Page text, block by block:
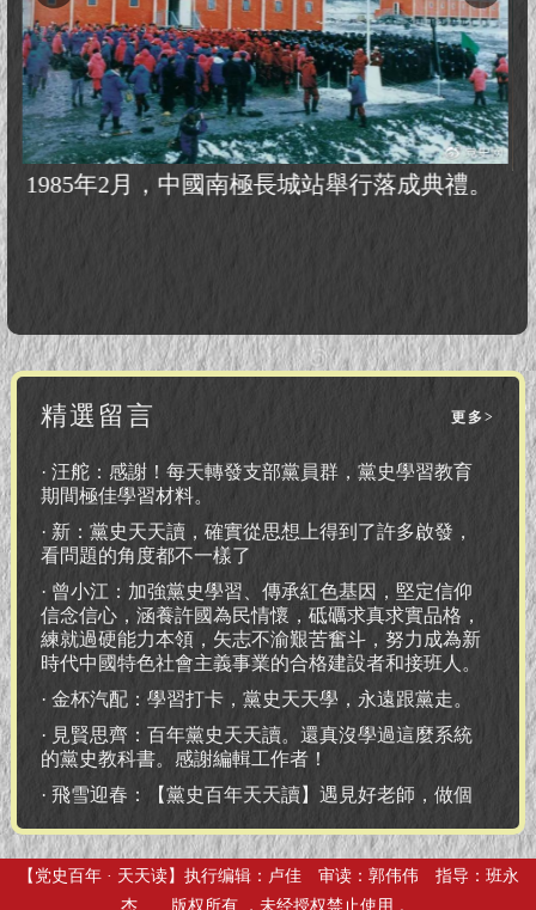
1985年2月，中國南極長城站舉行落成典禮。
【党史百年 · 天天读】执行编辑：卢佳 审读：郭伟伟 指导：班永
杰 版权所有 ，未经授权禁止使用 。